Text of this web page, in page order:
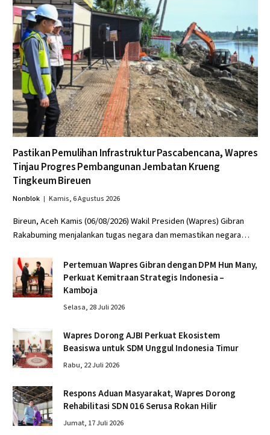
Pastikan Pemulihan Infrastruktur Pascabencana, Wapres
Tinjau Progres Pembangunan Jembatan Krueng
Tingkeum Bireuen
Nonblok Kamis, 6 Agustus 2026
Bireun, Aceh Kamis (06/08/2026) Wakil Presiden (Wapres) Gibran
Rakabuming menjalankan tugas negara dan memastikan negara…
Pertemuan Wapres Gibran dengan DPM Hun Many,
Perkuat Kemitraan Strategis Indonesia –
Kamboja
Selasa, 28 Juli 2026
Wapres Dorong AJBI Perkuat Ekosistem
Beasiswa untuk SDM Unggul Indonesia Timur
Rabu, 22 Juli 2026
Respons Aduan Masyarakat, Wapres Dorong
Rehabilitasi SDN 016 Serusa Rokan Hilir
Jumat, 17 Juli 2026